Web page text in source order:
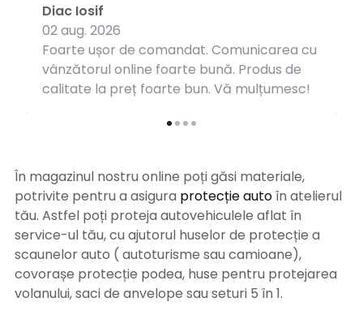
Foarte ușor de comandat. Comunicarea cu
vânzătorul online foarte bună. Produs de
calitate la preț foarte bun. Vă mulțumesc!
Diac Iosif
02 aug. 2026
În magazinul nostru online poți găsi materiale,
potrivite pentru a asigura protecție autoîn atelierul
tău. Astfel poți proteja autovehiculele aflat în
service-ul tău, cu ajutorul huselor de protecție a
scaunelor auto ( autoturisme sau camioane),
covorașe protecție podea, huse pentru protejarea
volanului, saci de anvelope sau seturi 5 în 1.